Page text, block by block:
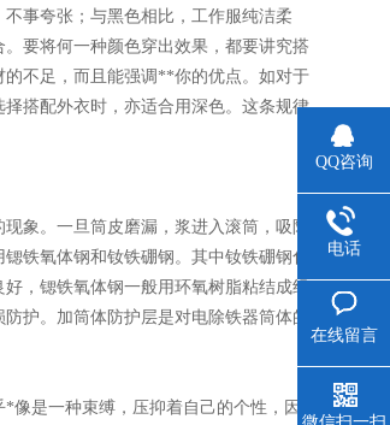
事夸张；与黑色相比，工作服纯洁柔
要将何一种颜色穿出效果，都要讲究搭
不足，而且能强调**你的优点。如对于
搭配外衣时，亦适合用深色。这条规律
象。一旦筒皮磨漏，浆进入滚筒，吸附
铁氧体钢和钕铁硼钢。其中钕铁硼钢化
，锶铁氧体钢一般用环氧树脂粘结成组
护。加筒体防护层是对电除铁器筒体的
像是一种束缚，压抑着自己的个性，因
QQ咨询
电话
在线留言
微信扫一扫